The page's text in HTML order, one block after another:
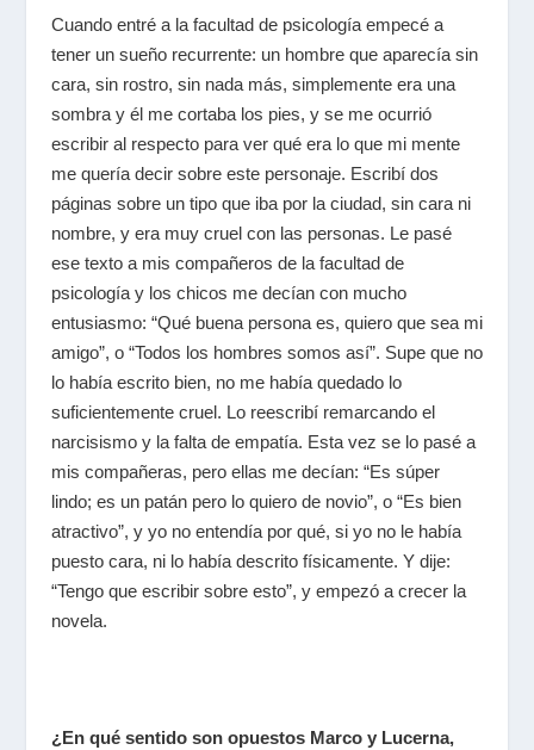
Cuando entré a la facultad de psicología empecé a
tener un sueño recurrente: un hombre que aparecía sin
cara, sin rostro, sin nada más, simplemente era una
sombra y él me cortaba los pies, y se me ocurrió
escribir al respecto para ver qué era lo que mi mente
me quería decir sobre este personaje. Escribí dos
páginas sobre un tipo que iba por la ciudad, sin cara ni
nombre, y era muy cruel con las personas. Le pasé
ese texto a mis compañeros de la facultad de
psicología y los chicos me decían con mucho
entusiasmo: “Qué buena persona es, quiero que sea mi
amigo”, o “Todos los hombres somos así”. Supe que no
lo había escrito bien, no me había quedado lo
suficientemente cruel. Lo reescribí remarcando el
narcisismo y la falta de empatía. Esta vez se lo pasé a
mis compañeras, pero ellas me decían: “Es súper
lindo; es un patán pero lo quiero de novio”, o “Es bien
atractivo”, y yo no entendía por qué, si yo no le había
puesto cara, ni lo había descrito físicamente. Y dije:
“Tengo que escribir sobre esto”, y empezó a crecer la
novela.
¿En qué sentido son opuestos Marco y Lucerna,